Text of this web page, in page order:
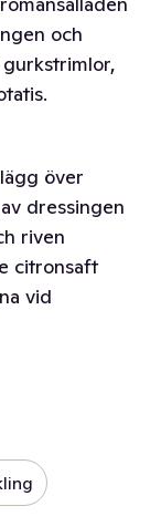
och
över
dressingen
riven
citronsaft
vid